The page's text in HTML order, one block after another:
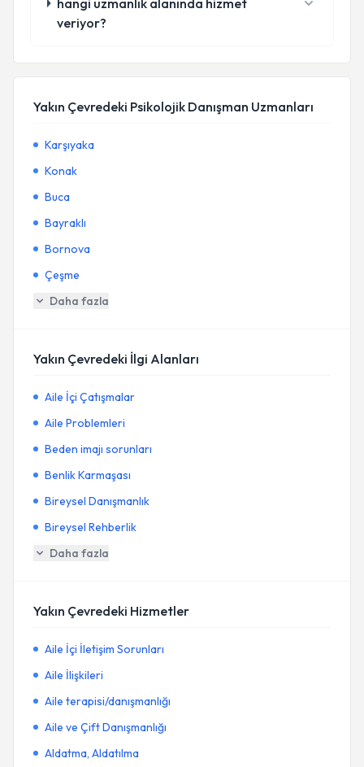
hangi uzmanlık alanında hizmet
veriyor?
Yakın Çevredeki Psikolojik Danışman Uzmanları
Karşıyaka
Konak
Buca
Bayraklı
Bornova
Çeşme
Daha fazla
Yakın Çevredeki İlgi Alanları
Aile İçi Çatışmalar
Aile Problemleri
Beden imajı sorunları
Benlik Karmaşası
Bireysel Danışmanlık
Bireysel Rehberlik
Daha fazla
Yakın Çevredeki Hizmetler
Aile İçi İletişim Sorunları
Aile İlişkileri
Aile terapisi/danışmanlığı
Aile ve Çift Danışmanlığı
Aldatma, Aldatılma